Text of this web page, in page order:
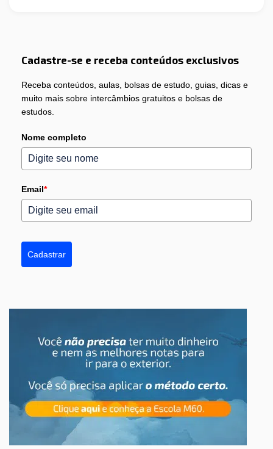
Cadastre-se e receba conteúdos exclusivos
Receba conteúdos, aulas, bolsas de estudo, guias, dicas e
muito mais sobre intercâmbios gratuitos e bolsas de
estudos.
Nome completo
Email*
Cadastrar